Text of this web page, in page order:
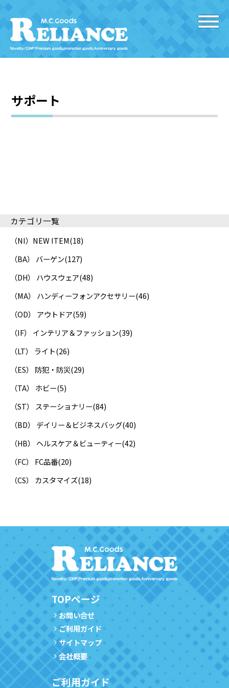
サポート
カテゴリ一覧
（NI）NEW ITEM(18)
（BA） バーゲン(127)
（DH） ハウスウェア(48)
（MA） ハンディーフォンアクセサリー(46)
（OD） アウトドア(59)
（IF） インテリア＆ファッション(39)
（LT） ライト(26)
（ES） 防犯・防災(29)
（TA） ホビー(5)
（ST） ステーショナリー(84)
（BD） デイリー＆ビジネスバッグ(40)
（HB） ヘルスケア＆ビューティー(42)
（FC） FC品番(20)
（CS） カスタマイズ(18)
TOPページ
お問い合せ
ご利用ガイド
サイトマップ
会社概要
ご利用ガイド